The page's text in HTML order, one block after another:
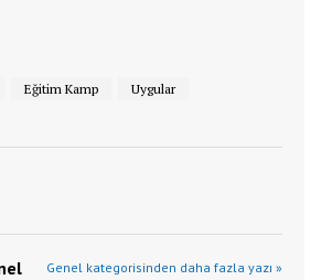
Eğitim Kamp
Uygular
Genel kategorisinden daha fazla yazı »